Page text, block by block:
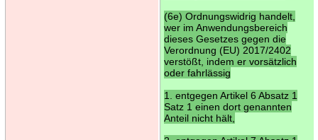
(6e) Ordnungswidrig handelt,
wer im Anwendungsbereich
dieses Gesetzes gegen die
Verordnung (EU) 2017/2402
verstößt, indem er vorsätzlich
oder fahrlässig
1. entgegen Artikel 6 Absatz 1
Satz 1 einen dort genannten
Anteil nicht hält,